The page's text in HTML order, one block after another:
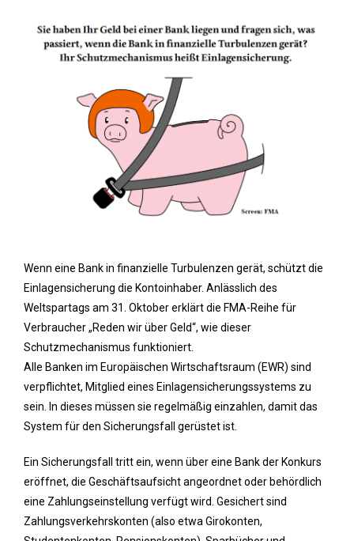
Wenn eine Bank in finanzielle Turbulenzen gerät, schützt die
Einlagensicherung die Kontoinhaber. Anlässlich des
Weltspartags am 31. Oktober erklärt die FMA-Reihe für
Verbraucher „Reden wir über Geld“, wie dieser
Schutzmechanismus funktioniert.
Alle Banken im Europäischen Wirtschaftsraum (EWR) sind
verpflichtet, Mitglied eines Einlagensicherungssystems zu
sein. In dieses müssen sie regelmäßig einzahlen, damit das
System für den Sicherungsfall gerüstet ist.
Ein Sicherungsfall tritt ein, wenn über eine Bank der Konkurs
eröffnet, die Geschäftsaufsicht angeordnet oder behördlich
eine Zahlungseinstellung verfügt wird. Gesichert sind
Zahlungsverkehrskonten (also etwa Girokonten,